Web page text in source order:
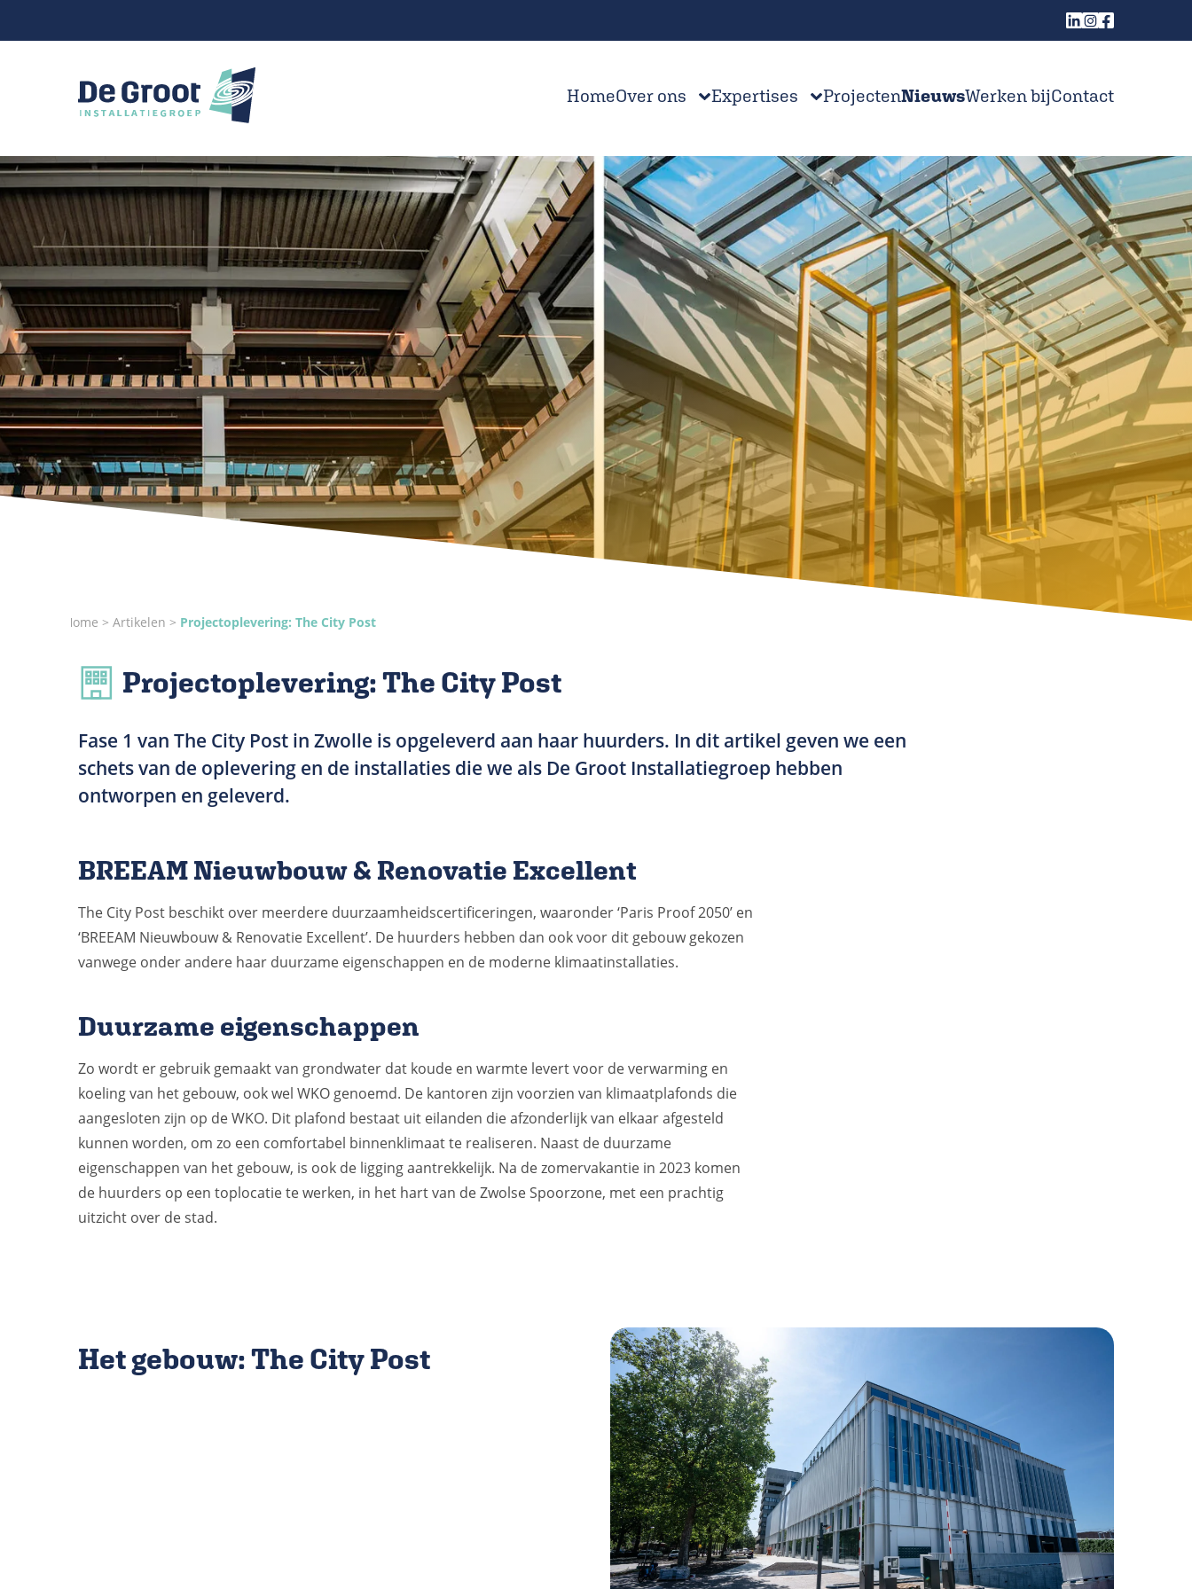
HomeOver ons Expertises ProjectenNieuwsWerken bijContact
Home Artikelen Projectoplevering: The City Post
Projectoplevering: The City Post
Fase 1 van The City Post in Zwolle is opgeleverd aan haar huurders. In dit artikel geven we een
schets van de oplevering en de installaties die we als De Groot Installatiegroep hebben
ontworpen en geleverd.
BREEAM Nieuwbouw & Renovatie Excellent
The City Post beschikt over meerdere duurzaamheidscertificeringen, waaronder ‘Paris Proof 2050’ en
‘BREEAM Nieuwbouw & Renovatie Excellent’. De huurders hebben dan ook voor dit gebouw gekozen
vanwege onder andere haar duurzame eigenschappen en de moderne klimaatinstallaties.
Duurzame eigenschappen
Zo wordt er gebruik gemaakt van grondwater dat koude en warmte levert voor de verwarming en
koeling van het gebouw, ook wel WKO genoemd. De kantoren zijn voorzien van klimaatplafonds die
aangesloten zijn op de WKO. Dit plafond bestaat uit eilanden die afzonderlijk van elkaar afgesteld
kunnen worden, om zo een comfortabel binnenklimaat te realiseren. Naast de duurzame
eigenschappen van het gebouw, is ook de ligging aantrekkelijk. Na de zomervakantie in 2023 komen
de huurders op een toplocatie te werken, in het hart van de Zwolse Spoorzone, met een prachtig
uitzicht over de stad.
Het gebouw: The City Post